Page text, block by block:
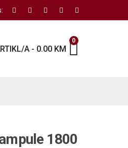
A - 0.00 KM
0
1800